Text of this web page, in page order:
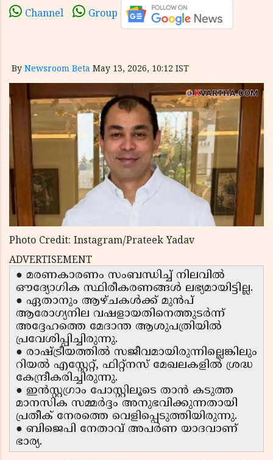
Channel Group
By Newsroom Beta May 13, 2026, 10:12 IST
Photo Credit: Instagram/Prateek Yadav
ADVERTISEMENT
● മരണകാരണം സംബന്ധിച്ച് നിലവിൽ
ഔദ്യോഗിക സ്ഥിരീകരണങ്ങൾ ലഭ്യമായിട്ടില്ല.
● ഏതാനും ആഴ്ചകൾക്ക് മുൻപ്
ആരോഗ്യനില വഷളായതിനെത്തുടർന്ന്
അദ്ദേഹത്തെ മേദാന്ത ആശുപത്രിയിൽ
പ്രവേശിപ്പിച്ചിരുന്നു.
● രാഷ്ട്രീയത്തിൽ സജീവമായിരുന്നില്ലെങ്കിലും
റിയൽ എസ്റ്റേറ്റ്, ഫിറ്റ്‌നസ് മേഖലകളിൽ ശ്രദ്ധ
കേന്ദ്രീകരിച്ചിരുന്നു.
● ഇൻസ്റ്റഗ്രാം പോസ്റ്റിലൂടെ താൻ കടുത്ത
മാനസിക സമ്മർദ്ദം അനുഭവിക്കുന്നതായി
പ്രതീക് നേരത്തെ വെളിപ്പെടുത്തിയിരുന്നു.
● ബിജെപി നേതാവ് അപർണ യാദവാണ്
ഭാര്യ.